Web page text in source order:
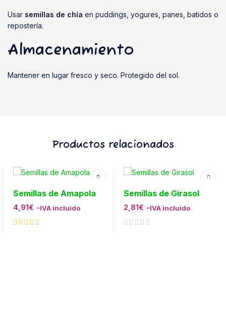
Usar semillas de chía en puddings, yogures, panes, batidos o
repostería.
Almacenamiento
Mantener en lugar fresco y seco. Protegido del sol.
Productos relacionados
Semillas de Amapola
4,91€ -IVA incluido
Semillas de Girasol
2,81€ -IVA incluido